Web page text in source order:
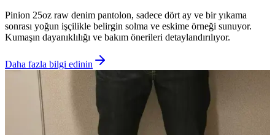
Pinion 25oz raw denim pantolon, sadece dört ay ve bir yıkama
sonrası yoğun işçilikle belirgin solma ve eskime örneği sunuyor.
Kumaşın dayanıklılığı ve bakım önerileri detaylandırılıyor.
Daha fazla bilgi edinin